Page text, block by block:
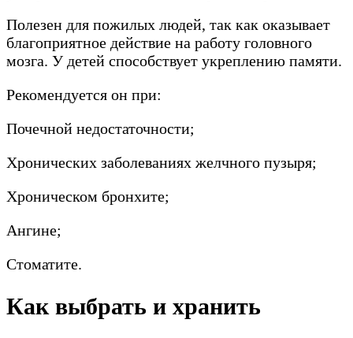
Полезен для пожилых людей, так как оказывает
благоприятное действие на работу головного
мозга. У детей способствует укреплению памяти.
Рекомендуется он при:
Почечной недостаточности;
Хронических заболеваниях желчного пузыря;
Хроническом бронхите;
Ангине;
Стоматите.
Как выбрать и хранить